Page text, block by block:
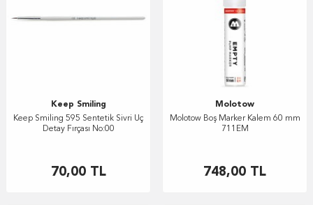
Keep Smiling
Keep Smiling 595 Sentetik Sivri Uç
Detay Fırçası No:00
70,00TL
Molotow
Molotow Boş Marker Kalem 60 mm
711EM
748,00 TL